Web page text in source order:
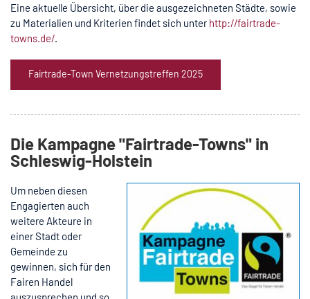
Eine aktuelle Übersicht, über die ausgezeichneten Städte, sowie
zu Materialien und Kriterien findet sich unterhttp://fairtrade-
towns.de/.
Fairtrade-Town Vernetzungstreffen 2025
Die Kampagne "Fairtrade-Towns" in
Schleswig-Holstein
Um neben diesen
Engagierten auch
weitere Akteure in
einer Stadt oder
Gemeinde zu
gewinnen, sich für den
Fairen Handel